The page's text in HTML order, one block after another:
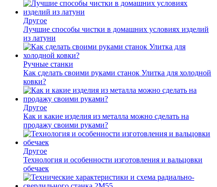
Другое
Лучшие способы чистки в домашних условиях изделий
из латуни
Ручные станки
Как сделать своими руками станок Улитка для холодной
ковки?
Другое
Как и какие изделия из металла можно сделать на
продажу своими руками?
Другое
Технология и особенности изготовления и вальцовки
обечаек